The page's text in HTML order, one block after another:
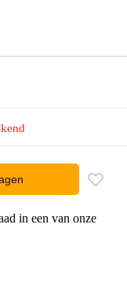
in een van onze